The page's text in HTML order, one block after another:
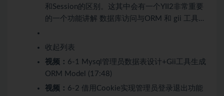
和Session的区别。这其中会有一个YII2非常重要
的一个功能讲解 数据库访问与ORM 和 gii 工具…
收起列表
视频： 6-1 Mysql管理员数据表设计+Gii工具生成
ORM Model (17:48)
视频： 6-2 借用Cookie实现管理员登录退出功能